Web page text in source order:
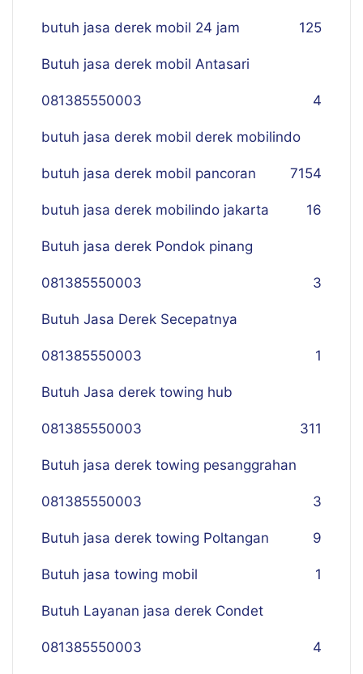
butuh jasa derek mobil 24 jam 125
Butuh jasa derek mobil Antasari
081385550003 4
butuh jasa derek mobil derek mobilindo
154
butuh jasa derek mobil pancoran 7
butuh jasa derek mobilindo jakarta 16
Butuh jasa derek Pondok pinang
081385550003 3
Butuh Jasa Derek Secepatnya
081385550003 1
Butuh Jasa derek towing hub
081385550003 311
Butuh jasa derek towing pesanggrahan
081385550003 3
Butuh jasa derek towing Poltangan 9
Butuh jasa towing mobil 1
Butuh Layanan jasa derek Condet
081385550003 4